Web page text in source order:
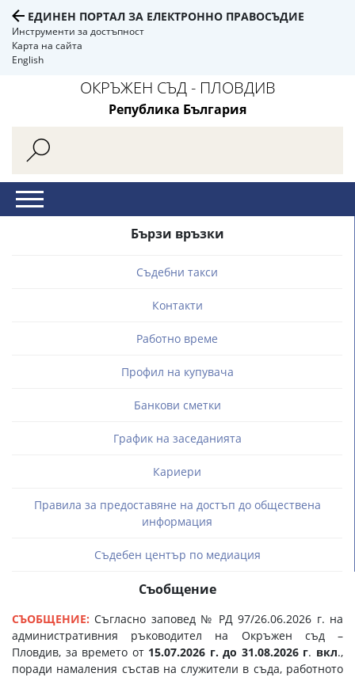
ЕДИНЕН ПОРТАЛ ЗА ЕЛЕКТРОННО ПРАВОСЪДИЕ
Инструменти за достъпност
Карта на сайта
English
ОКРЪЖЕН СЪД - ПЛОВДИВ
Република България
Бързи връзки
Съдебни такси
Контакти
Работно време
Профил на купувача
Банкови сметки
График на заседанията
Кариери
Правила за предоставяне на достъп до обществена
информация
Съдебен център по медиация
Съобщение
СЪОБЩЕНИЕ: Съгласно заповед № РД 97/26.06.2026 г. на
административния ръководител на Окръжен съд –
Пловдив, за времето от 15.07.2026 г. до 31.08.2026 г. вкл.,
поради намаления състав на служители в съда, работното